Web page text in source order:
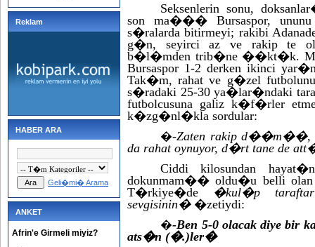
Reklam
HABER ARA
Geli�mi� Arama
ANKET
Afrin'e Girmeli miyiz?
Seksenlerin sonu,
son ma��� Bursaspor,
s�ralarda bitirmeyi; rakibi
g�n, seyirci az ve rakip te
b�l�mden trib�ne ��kt�k.
Bursaspor 1-2 derken ikinci
Tak�m, rahat ve g�zel
s�radaki 25-30 ya�lar�ndaki
futbolcusuna galiz k�f�rler
k�zg�nl�kla sordular:
�-Zaten rakip d��m��,
da rahat oynuyor, d�rt tane de
Ciddi kilosundan
dokunmam�� oldu�u belli
T�rkiye�de �kul�p
sevgisinin��zetiydi:
�-Ben 5-0 olacak diye bir
ats�n (�.)ler�